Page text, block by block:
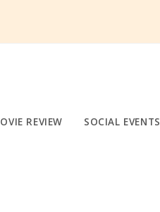
REVIEW SOCIAL EVENTS